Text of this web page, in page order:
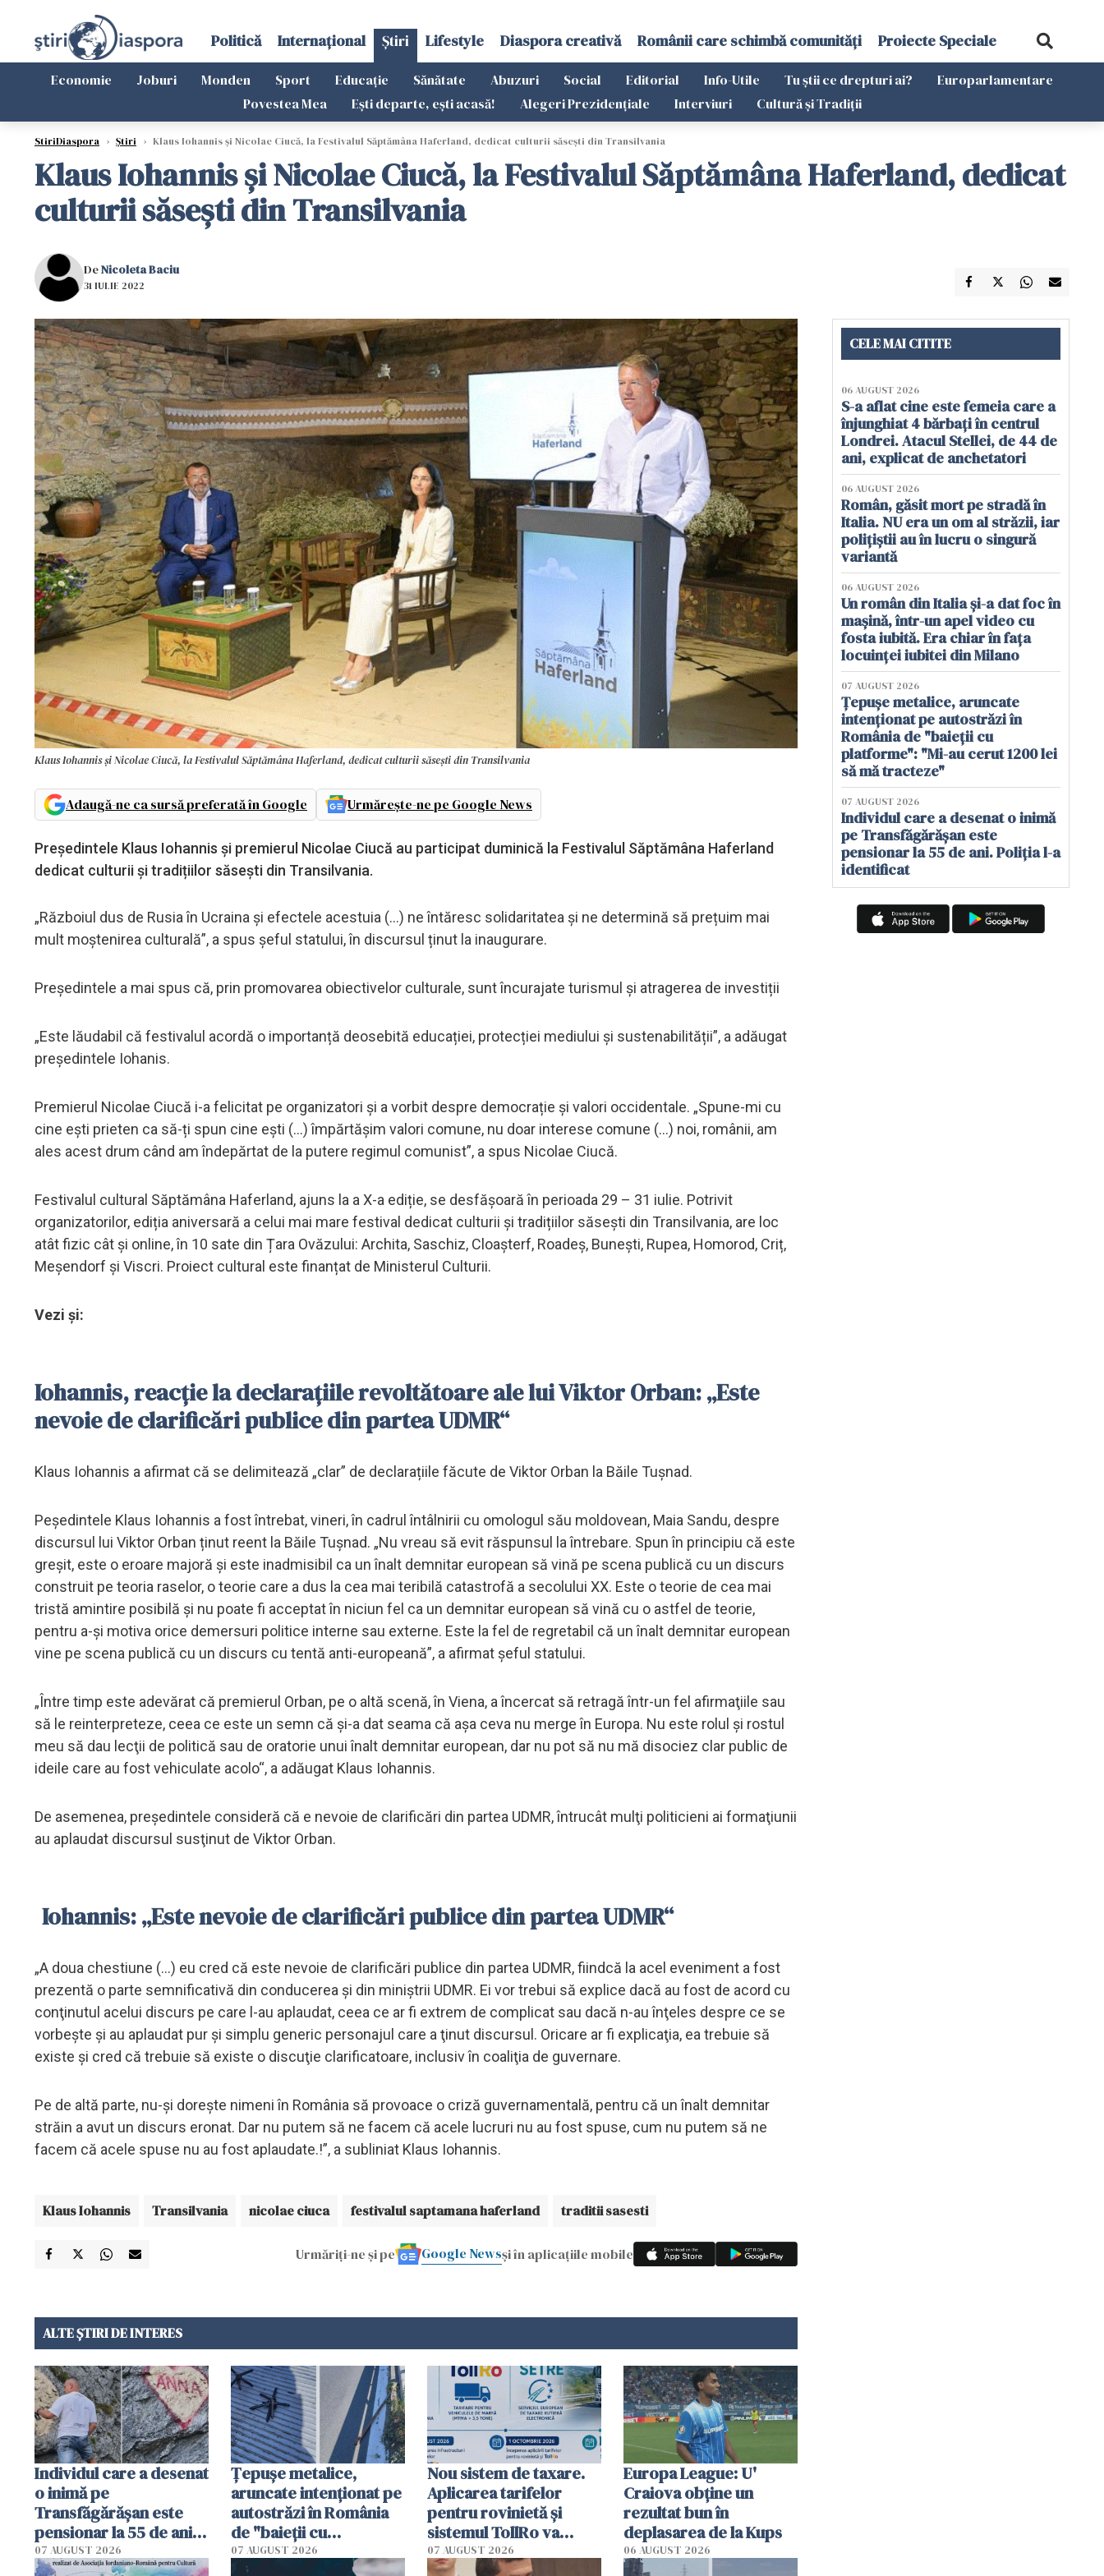
Politică Internațional Știri Lifestyle Diaspora creativă Românii care schimbă comunități Proiecte Speciale
Economie Joburi Monden Sport Educație Sănătate Abuzuri Social Editorial Info-Utile Tu știi ce drepturi ai?
Europarlamentare
Povestea Mea
Ești departe, ești acasă! Alegeri Prezidențiale Interviuri Cultură și Tradiții
StiriDiaspora › Știri › Klaus Iohannis și Nicolae Ciucă, la Festivalul Săptămâna Haferland, dedicat culturii săsești din Transilvania
Klaus Iohannis și Nicolae Ciucă, la Festivalul Săptămâna Haferland, dedicat
culturii săsești din Transilvania
DeNicoleta Baciu
31 IULIE 2022
Klaus Iohannis și Nicolae Ciucă, la Festivalul Săptămâna Haferland, dedicat culturii săsești din Transilvania
Adaugă-ne ca sursă preferată în Google Urmărește-ne pe Google News
Președintele Klaus Iohannis și premierul Nicolae Ciucă au participat duminică la Festivalul Săptămâna Haferland
dedicat culturii și tradițiilor săsești din Transilvania.
„Războiul dus de Rusia în Ucraina și efectele acestuia (...) ne întăresc solidaritatea și ne determină să prețuim mai
mult moștenirea culturală”, a spus șeful statului, în discursul ținut la inaugurare.
Președintele a mai spus că, prin promovarea obiectivelor culturale, sunt încurajate turismul și atragerea de investiții
„Este lăudabil că festivalul acordă o importanță deosebită educației, protecției mediului și sustenabilității”, a adăugat
președintele Iohanis.
Premierul Nicolae Ciucă i-a felicitat pe organizatori și a vorbit despre democrație și valori occidentale. „Spune-mi cu
cine ești prieten ca să-ți spun cine ești (...) împărtășim valori comune, nu doar interese comune (...) noi, românii, am
ales acest drum când am îndepărtat de la putere regimul comunist”, a spus Nicolae Ciucă.
Festivalul cultural Săptămâna Haferland, ajuns la a X-a ediție, se desfășoară în perioada 29 – 31 iulie. Potrivit
organizatorilor, ediția aniversară a celui mai mare festival dedicat culturii și tradițiilor săsești din Transilvania, are loc
atât fizic cât și online, în 10 sate din Țara Ovăzului: Archita, Saschiz, Cloașterf, Roadeș, Bunești, Rupea, Homorod, Criț,
Meșendorf și Viscri. Proiect cultural este finanțat de Ministerul Culturii.
Vezi și:
Iohannis, reacție la declarațiile revoltătoare ale lui Viktor Orban: „Este
nevoie de clarificări publice din partea UDMR“
Klaus Iohannis a afirmat că se delimitează „clar” de declarațiile făcute de Viktor Orban la Băile Tuşnad.
Peşedintele Klaus Iohannis a fost întrebat, vineri, în cadrul întâlnirii cu omologul său moldovean, Maia Sandu, despre
discursul lui Viktor Orban ținut reent la Băile Tușnad. „Nu vreau să evit răspunsul la întrebare. Spun în principiu că este
greșit, este o eroare majoră și este inadmisibil ca un înalt demnitar european să vină pe scena publică cu un discurs
construit pe teoria raselor, o teorie care a dus la cea mai teribilă catastrofă a secolului XX. Este o teorie de cea mai
tristă amintire posibilă și nu poate fi acceptat în niciun fel ca un demnitar european să vină cu o astfel de teorie,
pentru a-și motiva orice demersuri politice interne sau externe. Este la fel de regretabil că un înalt demnitar european
vine pe scena publică cu un discurs cu tentă anti-europeană”, a afirmat șeful statului.
„Între timp este adevărat că premierul Orban, pe o altă scenă, în Viena, a încercat să retragă într-un fel afirmaţiile sau
să le reinterpreteze, ceea ce este un semn că şi-a dat seama că aşa ceva nu merge în Europa. Nu este rolul şi rostul
meu să dau lecţii de politică sau de oratorie unui înalt demnitar european, dar nu pot să nu mă disociez clar public de
ideile care au fost vehiculate acolo“, a adăugat Klaus Iohannis.
De asemenea, președintele consideră că e nevoie de clarificări din partea UDMR, întrucât mulţi politicieni ai formaţiunii
au aplaudat discursul susţinut de Viktor Orban.
Iohannis: „Este nevoie de clarificări publice din partea UDMR“
„A doua chestiune (...) eu cred că este nevoie de clarificări publice din partea UDMR, fiindcă la acel eveniment a fost
prezentă o parte semnificativă din conducerea şi din miniştrii UDMR. Ei vor trebui să explice dacă au fost de acord cu
conţinutul acelui discurs pe care l-au aplaudat, ceea ce ar fi extrem de complicat sau dacă n-au înţeles despre ce se
vorbeşte şi au aplaudat pur şi simplu generic personajul care a ţinut discursul. Oricare ar fi explicaţia, ea trebuie să
existe şi cred că trebuie să existe o discuţie clarificatoare, inclusiv în coaliţia de guvernare.
Pe de altă parte, nu-şi doreşte nimeni în România să provoace o criză guvernamentală, pentru că un înalt demnitar
străin a avut un discurs eronat. Dar nu putem să ne facem că acele lucruri nu au fost spuse, cum nu putem să ne
facem că acele spuse nu au fost aplaudate.!”, a subliniat Klaus Iohannis.
Klaus Iohannis Transilvania nicolae ciuca festivalul saptamana haferland traditii sasesti
Urmăriți-ne și pe Google Newsși în aplicațiile mobile
ALTE ȘTIRI DE INTERES
Individul care a desenat
o inimă pe
Transfăgărășan este
pensionar la 55 de ani.
Poliția l-a identificat
07 AUGUST 2026
Țepușe metalice,
aruncate intenționat pe
autostrăzi în România
de "baieții cu
platforme": "Mi-au
07 AUGUST 2026
Nou sistem de taxare.
Aplicarea tarifelor
pentru rovinietă şi
sistemul TollRo va
începe la 1 octombrie
07 AUGUST 2026
Europa League: U'
Craiova obține un
rezultat bun în
deplasarea de la Kups
06 AUGUST 2026
CELE MAI CITITE
06 AUGUST 2026
S-a aflat cine este femeia care a
înjunghiat 4 bărbați în centrul
Londrei. Atacul Stellei, de 44 de
ani, explicat de anchetatori
06 AUGUST 2026
Român, găsit mort pe stradă în
Italia. NU era un om al străzii, iar
polițiștii au în lucru o singură
variantă
06 AUGUST 2026
Un român din Italia și-a dat foc în
mașină, într-un apel video cu
fosta iubită. Era chiar în fața
locuinței iubitei din Milano
07 AUGUST 2026
Țepușe metalice, aruncate
intenționat pe autostrăzi în
România de "baieții cu
platforme": "Mi-au cerut 1200 lei
să mă tracteze"
07 AUGUST 2026
Individul care a desenat o inimă
pe Transfăgărășan este
pensionar la 55 de ani. Poliția l-a
identificat